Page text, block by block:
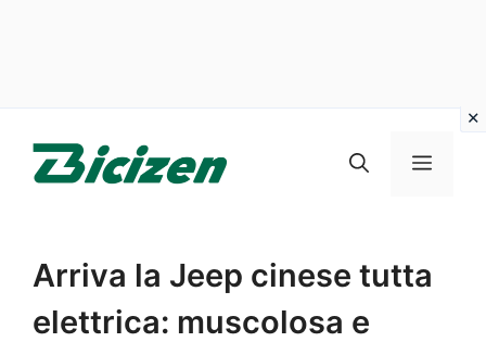
Menu
Arriva la Jeep cinese tutta
elettrica: muscolosa e